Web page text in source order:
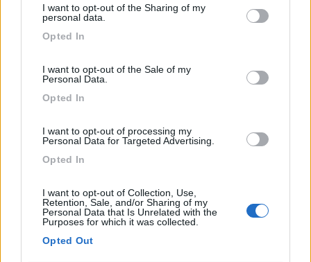
not limited to your visit or usage behaviour. You may click to
use your data for below specified purposes in below Google
I want to opt-out of the Sharing of my
personal data.
Opted In
I want to opt-out of the Sale of my
Personal Data.
Opted In
I want to opt-out of processing my
Personal Data for Targeted Advertising.
Opted In
I want to opt-out of Collection, Use,
Retention, Sale, and/or Sharing of my
Personal Data that Is Unrelated with the
Purposes for which it was collected.
Opted Out
In alternativa Piacenza/Parma (zona dei castelli) o alla sempre
bellissima Mantova dove trovi percorsi ciclabili, ad esempio
quello del Mincio.
potresti abbinare Gardaland che però credo sia ancora chiuso
(non sono sicuro).
Per ora scarterei il Mar Ligure, nei weekend è sempre un
Ref, alla sosta, in questa stagione è più facile trovare camperisti
siano di aperti).
troverai qualcuno che ti possa aiutare.
Fa ancora freddino, prima di partire verifica bene che il
riscaldamento funzioni e che tu ne abbia la padronanza del